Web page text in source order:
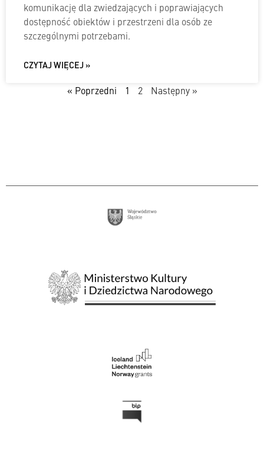
komunikację dla zwiedzających i poprawiających
dostępność obiektów i przestrzeni dla osób ze
szczególnymi potrzebami.
CZYTAJ WIĘCEJ »
« Poprzedni 1 2 Następny »